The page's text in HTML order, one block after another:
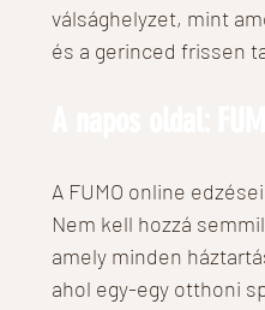
válsághelyzet, mint
és a gerinced frissen
A FUMO online
Nem kell hozzá
amely minden
ahol egy-egy otthoni